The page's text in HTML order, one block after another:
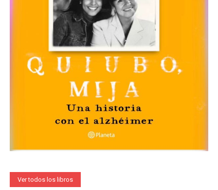
Ver todos los libros